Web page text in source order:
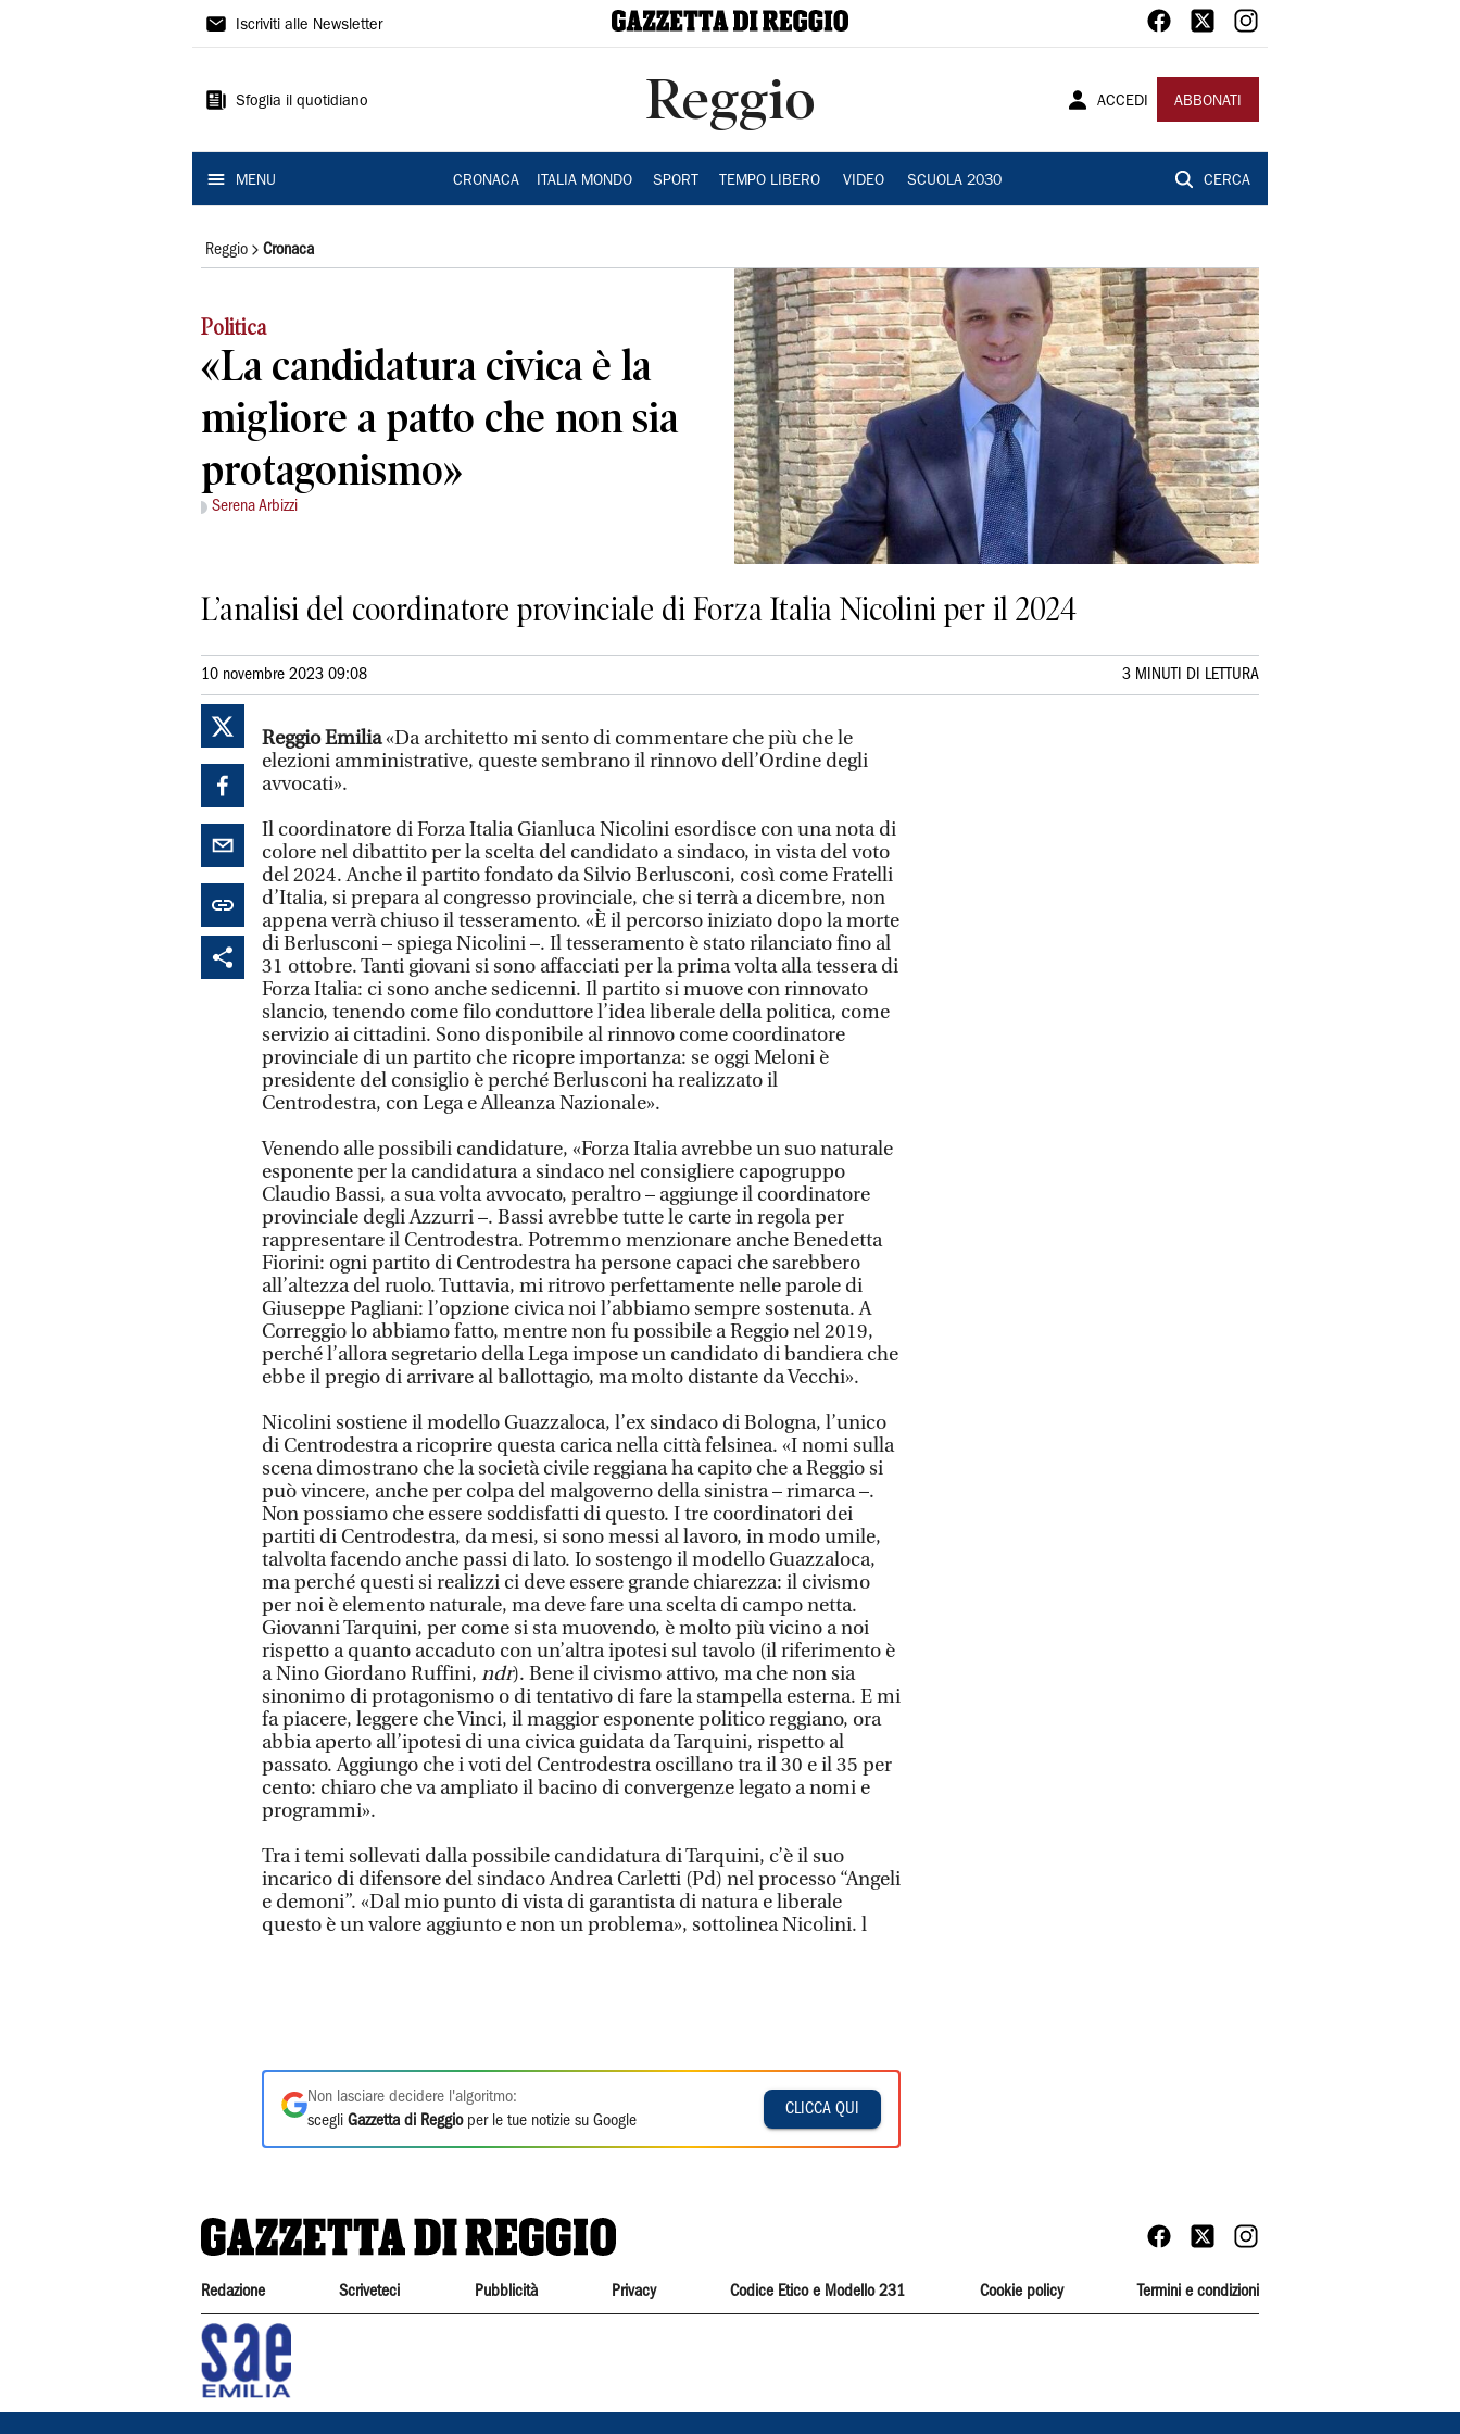
Gazzetta
Reggio
Iscriviti alle Newsletter
Sfoglia il quotidiano Reggio ACCEDI ABBONATI
MENU CRONACA ITALIA MONDO SPORT TEMPO LIBERO VIDEO SCUOLA 2030 CERCA
Reggio Cronaca
Politica
«La candidatura civica è la
migliore a patto che non sia
protagonismo»
Serena Arbizzi
L’analisi del coordinatore provinciale di Forza Italia Nicolini per il 2024
10 novembre 2023 09:08 3 MINUTI DI LETTURA
Reggio Emilia«Da architetto mi sento di commentare che più che le
elezioni amministrative, queste sembrano il rinnovo dell’Ordine degli
avvocati».
Il coordinatore di Forza Italia Gianluca Nicolini esordisce con una nota di
colore nel dibattito per la scelta del candidato a sindaco, in vista del voto
del 2024. Anche il partito fondato da Silvio Berlusconi, così come Fratelli
d’Italia, si prepara al congresso provinciale, che si terrà a dicembre, non
appena verrà chiuso il tesseramento. «È il percorso iniziato dopo la morte
di Berlusconi – spiega Nicolini –. Il tesseramento è stato rilanciato fino al
31 ottobre. Tanti giovani si sono affacciati per la prima volta alla tessera di
Forza Italia: ci sono anche sedicenni. Il partito si muove con rinnovato
slancio, tenendo come filo conduttore l’idea liberale della politica, come
servizio ai cittadini. Sono disponibile al rinnovo come coordinatore
provinciale di un partito che ricopre importanza: se oggi Meloni è
presidente del consiglio è perché Berlusconi ha realizzato il
Centrodestra, con Lega e Alleanza Nazionale».
Venendo alle possibili candidature, «Forza Italia avrebbe un suo naturale
esponente per la candidatura a sindaco nel consigliere capogruppo
Claudio Bassi, a sua volta avvocato, peraltro – aggiunge il coordinatore
provinciale degli Azzurri –. Bassi avrebbe tutte le carte in regola per
rappresentare il Centrodestra. Potremmo menzionare anche Benedetta
Fiorini: ogni partito di Centrodestra ha persone capaci che sarebbero
all’altezza del ruolo. Tuttavia, mi ritrovo perfettamente nelle parole di
Giuseppe Pagliani: l’opzione civica noi l’abbiamo sempre sostenuta. A
Correggio lo abbiamo fatto, mentre non fu possibile a Reggio nel 2019,
perché l’allora segretario della Lega impose un candidato di bandiera che
ebbe il pregio di arrivare al ballottagio, ma molto distante da Vecchi».
Nicolini sostiene il modello Guazzaloca, l’ex sindaco di Bologna, l’unico
di Centrodestra a ricoprire questa carica nella città felsinea. «I nomi sulla
scena dimostrano che la società civile reggiana ha capito che a Reggio si
può vincere, anche per colpa del malgoverno della sinistra – rimarca –.
Non possiamo che essere soddisfatti di questo. I tre coordinatori dei
partiti di Centrodestra, da mesi, si sono messi al lavoro, in modo umile,
talvolta facendo anche passi di lato. Io sostengo il modello Guazzaloca,
ma perché questi si realizzi ci deve essere grande chiarezza: il civismo
per noi è elemento naturale, ma deve fare una scelta di campo netta.
Giovanni Tarquini, per come si sta muovendo, è molto più vicino a noi
rispetto a quanto accaduto con un’altra ipotesi sul tavolo (il riferimento è
a Nino Giordano Ruffini, ndr). Bene il civismo attivo, ma che non sia
sinonimo di protagonismo o di tentativo di fare la stampella esterna. E mi
fa piacere, leggere che Vinci, il maggior esponente politico reggiano, ora
abbia aperto all’ipotesi di una civica guidata da Tarquini, rispetto al
passato. Aggiungo che i voti del Centrodestra oscillano tra il 30 e il 35 per
cento: chiaro che va ampliato il bacino di convergenze legato a nomi e
programmi».
Tra i temi sollevati dalla possibile candidatura di Tarquini, c’è il suo
incarico di difensore del sindaco Andrea Carletti (Pd) nel processo “Angeli
e demoni”. «Dal mio punto di vista di garantista di natura e liberale
questo è un valore aggiunto e non un problema», sottolinea Nicolini. l
Non lasciare decidere l'algoritmo:
scegli Gazzetta di Reggioper le tue notizie su Google
CLICCA QUI
Redazione Scriveteci Pubblicità Privacy Codice Etico e Modello 231 Cookie policy Termini e condizioni